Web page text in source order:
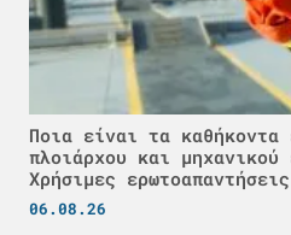
Ποια είναι τα καθήκοντα
πλοιάρχου και
Χρήσιμες ερωτοαπαντήσεις
06.08.26